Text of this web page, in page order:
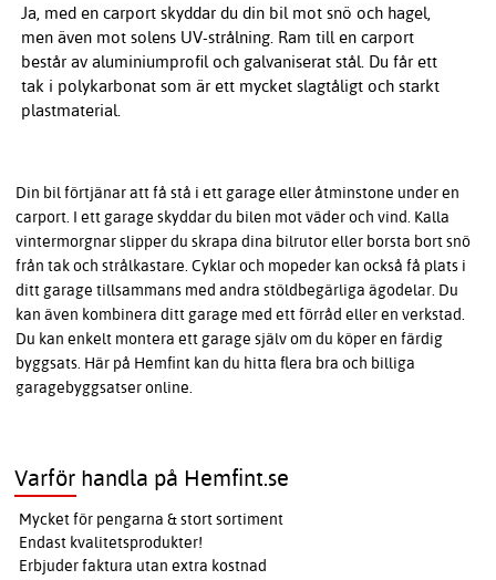
Ja, med en carport skyddar du din bil mot snö och hagel,
men även mot solens UV-strålning. Ram till en carport
består av aluminiumprofil och galvaniserat stål. Du får ett
tak i polykarbonat som är ett mycket slagtåligt och starkt
plastmaterial.
Din bil förtjänar att få stå i ett garage eller åtminstone under en
carport. I ett garage skyddar du bilen mot väder och vind. Kalla
vintermorgnar slipper du skrapa dina bilrutor eller borsta bort snö
från tak och strålkastare. Cyklar och mopeder kan också få plats i
ditt garage tillsammans med andra stöldbegärliga ägodelar. Du
kan även kombinera ditt garage med ett förråd eller en verkstad.
Du kan enkelt montera ett garage själv om du köper en färdig
byggsats. Här på Hemfint kan du hitta flera bra och billiga
garagebyggsatser online.
Varför handla på Hemfint.se
Mycket för pengarna & stort sortiment
Endast kvalitetsprodukter!
Erbjuder faktura utan extra kostnad